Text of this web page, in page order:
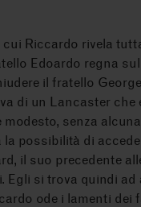
Riccardo rivela
Edoardo regna
il fratello
di un Lancaster
senza
possibilità di
il suo precedente
Egli si trova quindi
ode i lamenti